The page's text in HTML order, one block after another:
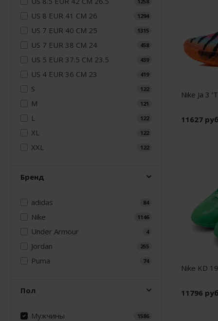
US 8 EUR 41 CM 26 1294
US 7 EUR 40 CM 25 1315
US 7 EUR 38 CM 24 458
US 5 EUR 37.5 CM 23.5 439
US 4 EUR 36 CM 23 419
S 122
M 121
L 122
XL 122
XXL 122
Бренд
adidas 84
Nike 1146
Under Armour 4
Jordan 255
Puma 74
Пол
Мужчины 1586
Nike Ja 3
11627 руб
Nike KD
11796 руб
Air Jordan 5
Air Jordan 6
Air Jordan 7
Air Jordan 10
Air Jordan 11
Air Jordan 12
Air Jordan 13
Air Jordan 14
Air Jordan 15
Air Jordan 23
Nike Air Deldon
Nike Sabrina
Nike A’ja
Nike ST
Nike GT
Nike Ja
Nike Book
Nike LeBron
Nike Kyrie
Nike Freak
Nike KD
Nike PG
Nike Kobe